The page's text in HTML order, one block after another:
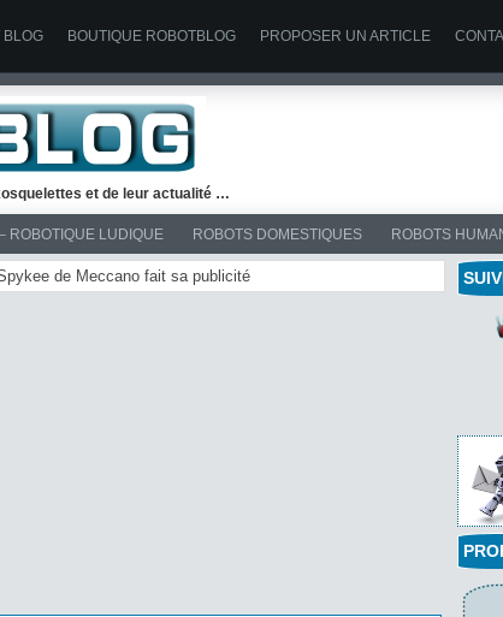
BLOG BOUTIQUE ROBOTBLOG PROPOSER UN ARTICLE
et de leur actualité …
ROBOTIQUE LUDIQUE ROBOTS DOMESTIQUES ROBOTS
de Meccano fait sa publicité